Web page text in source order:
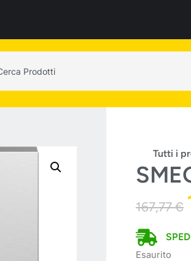
Tutti i
167,77€
Esaurito